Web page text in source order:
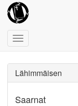
Toggle
navigation
Lähimmäisen
Saarnat